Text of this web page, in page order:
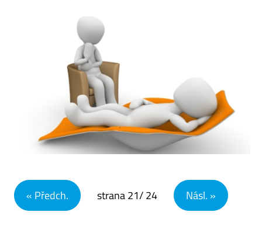
Navigace pro příspěvky
« Předch. strana21/ 24 Násl. »